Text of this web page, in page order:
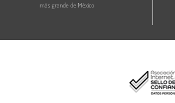
más grande de México